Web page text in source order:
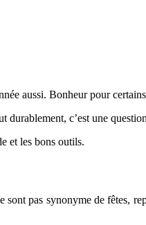
aussi. Bonheur pour
durablement, c’est une
et les bons outils.
pas synonyme de fêtes,